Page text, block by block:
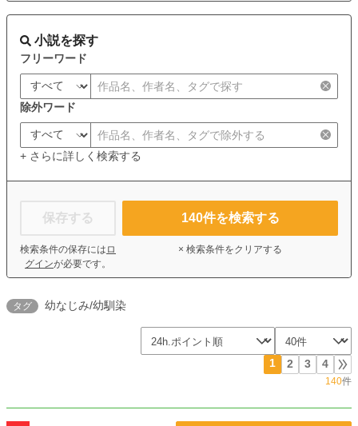
小説を探す
フリーワード
除外ワード
+ さらに詳しく検索する
保存する
検索条件の保存には ロ
グインが必要です。
140件を検索する
× 検索条件をクリアする
タグ 幼なじみ/幼馴染
1 2 3 4
140件